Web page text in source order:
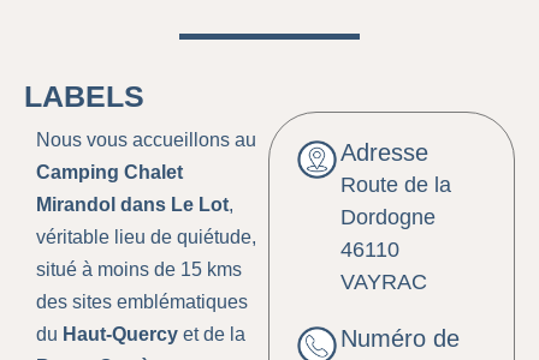
LABELS
Nous vous accueillons au
Camping Chalet
Mirandol dans Le Lot,
véritable lieu de quiétude,
situé à moins de 15 kms
des sites emblématiques
du Haut-Quercy et de la
Adresse
Route de la
Dordogne
46110
VAYRAC
Numéro de